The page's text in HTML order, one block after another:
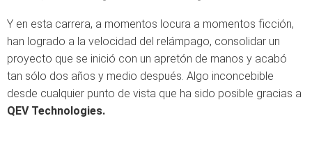
Y en esta carrera, a momentos locura a momentos ficción,
han logrado a la velocidad del relámpago, consolidar un
proyecto que se inició con un apretón de manos y acabó
tan sólo dos años y medio después. Algo inconcebible
desde cualquier punto de vista que ha sido posible gracias a
QEV Technologies.